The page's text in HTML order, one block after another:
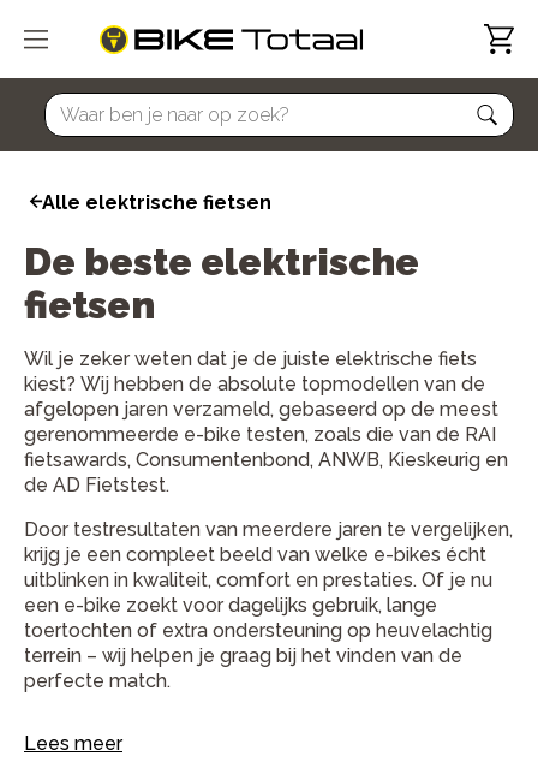
home
Alle elektrische fietsen
De beste elektrische
fietsen
Wil je zeker weten dat je de juiste elektrische fiets
kiest? Wij hebben de absolute topmodellen van de
afgelopen jaren verzameld, gebaseerd op de meest
gerenommeerde e-bike testen, zoals die van de RAI
fietsawards, Consumentenbond, ANWB, Kieskeurig en
de AD Fietstest.
Door testresultaten van meerdere jaren te vergelijken,
krijg je een compleet beeld van welke e-bikes écht
uitblinken in kwaliteit, comfort en prestaties. Of je nu
een e-bike zoekt voor dagelijks gebruik, lange
toertochten of extra ondersteuning op heuvelachtig
terrein – wij helpen je graag bij het vinden van de
perfecte match.
Lees meer